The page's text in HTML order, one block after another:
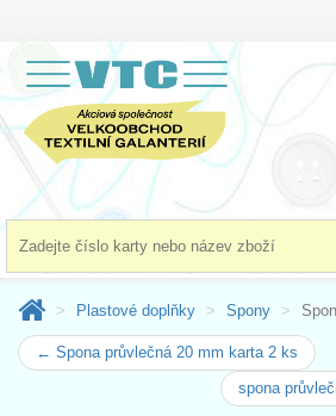
Plastové doplňky Spony
← Spona průvlečná 20 mm karta 2 ks
spona